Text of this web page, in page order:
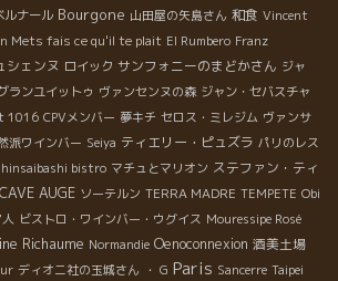
ルナール Bourgone 山田屋の矢島さん 和食 Vincent
Mets fais ce qu'il te plait El Rumbero Franz
シェンヌ ロイック サンフォニーのまどかさん ジャ
ランユイットゥ ヴァンセンヌの森 ジャン・セバスチャ
1016 CPVメンバー 夢キチ セロス・ミレジム ヴァンサ
派ワインバー Seiya ティエリー・ピュズラ パリのレス
bistro マチュとマリオン ステファン・ティ
CAVE AUGE ソーテルン TERRA MADRE TEMPETE Obi
ビストロ・ワインバー・ウグイス Mouressipe Rosé
Richaume Normandie Oenoconnexion 酒美土場
ディオニ社の玉城さん ・ G Paris Sancerre Taipei